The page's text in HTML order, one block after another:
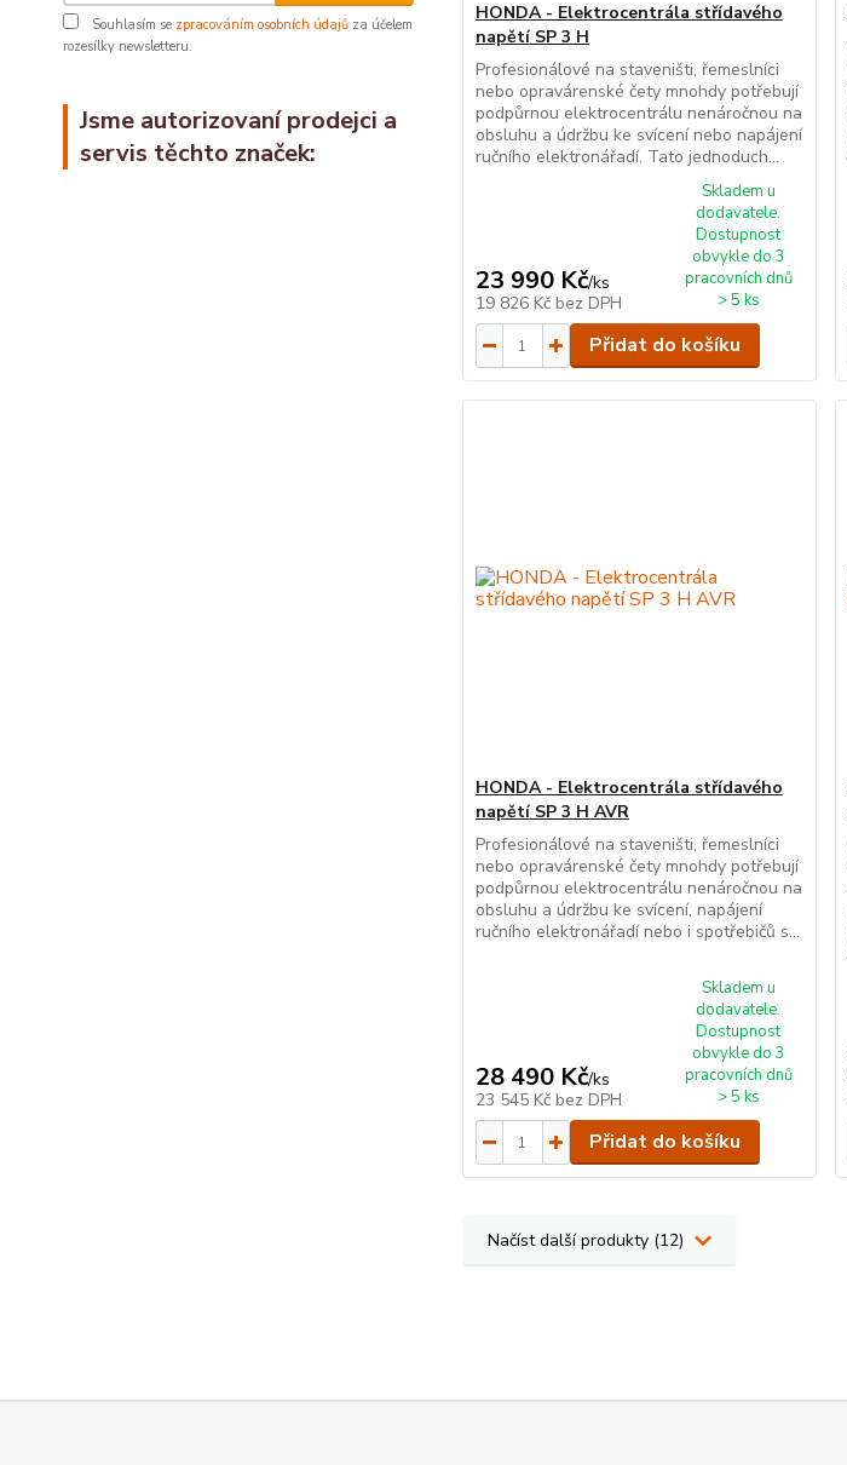
Souhlasím se zpracováním osobních údajů za účelem
rozesílky newsletteru.
Jsme autorizovaní prodejci a
servis těchto značek:
HONDA - Elektrocentrála střídavého
napětí SP 3 H
Profesionálové na staveništi, řemeslníci
nebo opravárenské čety mnohdy potřebují
podpůrnou elektrocentrálu nenáročnou na
obsluhu a údržbu ke svícení nebo napájení
ručního elektronářadí. Tato jednoduch...
23 990 Kč/ks
19 826 Kč bez DPH
Skladem u
dodavatele.
Dostupnost
obvykle do 3
pracovních dnů
> 5 ks
Přidat do košíku
HONDA - Elektrocentrála střídavého
napětí SP 3 H AVR
Profesionálové na staveništi, řemeslníci
nebo opravárenské čety mnohdy potřebují
podpůrnou elektrocentrálu nenáročnou na
obsluhu a údržbu ke svícení, napájení
ručního elektronářadí nebo i spotřebičů s...
28 490 Kč/ks
23 545 Kč bez DPH
Skladem u
dodavatele.
Dostupnost
obvykle do 3
pracovních dnů
> 5 ks
Přidat do košíku
Načíst další produkty (12)